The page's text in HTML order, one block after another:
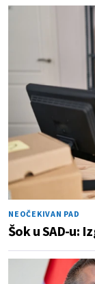
NEOČEKIVAN PAD
Šok u SAD-u: